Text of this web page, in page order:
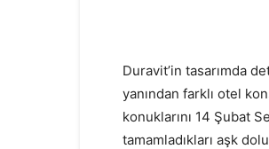
Duravit’in tasarımda
yanından farklı otel
konuklarını 14 Şubat
tamamladıkları aşk